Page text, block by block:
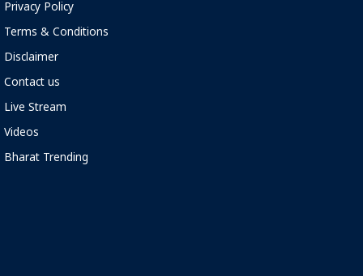
Privacy Policy
Terms & Conditions
Disclaimer
Contact us
Live Stream
Videos
Bharat Trending